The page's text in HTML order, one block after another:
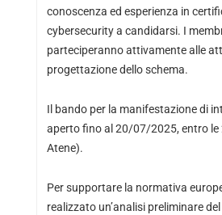
conoscenza ed esperienza in
cybersecurity a candidarsi. I
parteciperanno attivamente alle
progettazione dello schema.
Il bando per la manifestazione di
aperto fino al 20/07/2025, entro le
Atene).
Per supportare la normativa
realizzato un’analisi preliminare